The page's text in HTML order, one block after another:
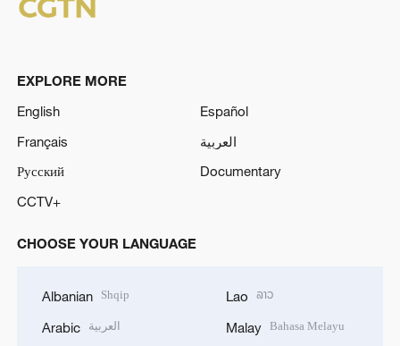
EXPLORE MORE
English
Español
Français
العربية
Русский
Documentary
CCTV+
CHOOSE YOUR LANGUAGE
Albanian Shqip
Arabic العربية
Lao ລາວ
Malay Bahasa Melayu